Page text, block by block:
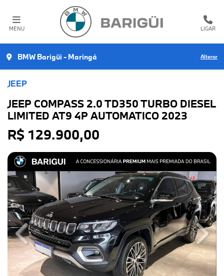
MENU LIGAR
BMW Barigüi - Maringá Alterar
JEEP
JEEP COMPASS 2.0 TD350 TURBO DIESEL
LIMITED AT9 4P AUTOMATICO 2023
R$ 129.900,00
Previous Next